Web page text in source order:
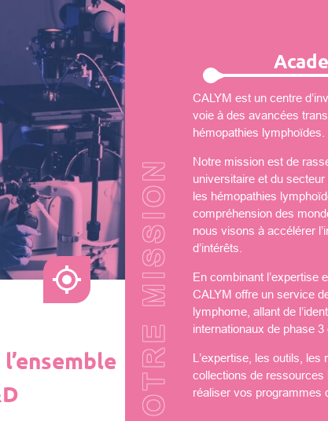
NOTRE MISSION
CALYM est un centre
voie à des avancées
hémopathies lymphoïdes.
Notre mission est de
universitaire et du
les hémopathies
compréhension des
nous visons à accélérer
d’intérêts.
En combinant l’expertise
CALYM offre un service
lymphome, allant de
internationaux de phase 3
L’expertise, les outils,
collections de ressources
réaliser vos programmes